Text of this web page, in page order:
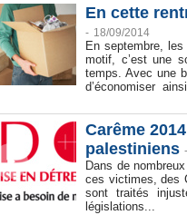
En cette
- 18/09/2014
En septembre,
motif, c’est une
temps. Avec une
d’économiser
Carême
palestiniens -
Dans de
ces victimes, des
sont traités
législations...